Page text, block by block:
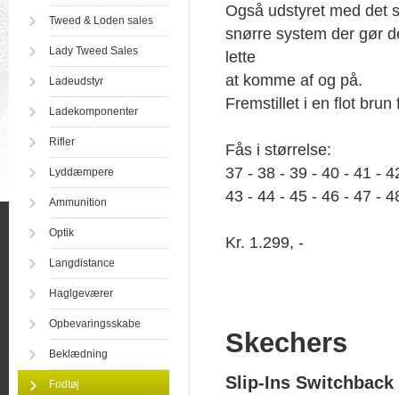
Tweed & Loden sales
Lady Tweed Sales
Ladeudstyr
Ladekomponenter
Rifler
Lyddæmpere
Ammunition
Optik
Langdistance
Haglgeværer
Opbevaringsskabe
Beklædning
Fodtøj
Også udstyret med det
snørre system der gør
lette
at komme af og på.
Fremstillet i en flot brun
Fås i størrelse:
37 - 38 - 39 - 40 - 41 -
43 - 44 - 45 - 46 - 47 -
Kr. 1.299, -
Skechers
Slip-Ins Switchback